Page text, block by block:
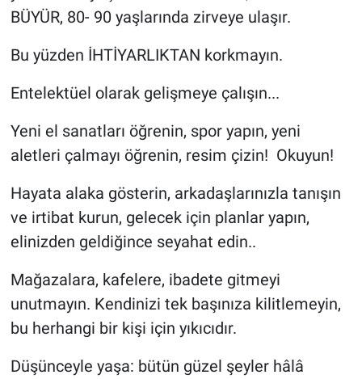
BÜYÜR, 80- 90 yaşlarında zirveye ulaşır.
Bu yüzden İHTİYARLIKTAN korkmayın.
Entelektüel olarak gelişmeye çalışın...
Yeni el sanatları öğrenin, spor yapın, yeni
aletleri çalmayı öğrenin, resim çizin! Okuyun!
Hayata alaka gösterin, arkadaşlarınızla tanışın
ve irtibat kurun, gelecek için planlar yapın,
elinizden geldiğince seyahat edin..
Mağazalara, kafelere, ibadete gitmeyi
unutmayın. Kendinizi tek başınıza kilitlemeyin,
bu herhangi bir kişi için yıkıcıdır.
Düşünceyle yaşa: bütün güzel şeyler hâlâ